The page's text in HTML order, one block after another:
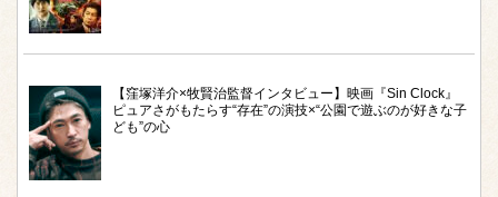
【窪塚洋介×牧賢治監督インタビュー】映画『Sin Clock』
ピュアさがもたらす“存在”の演技×“公園で遊ぶのが好きな子
ども”の心